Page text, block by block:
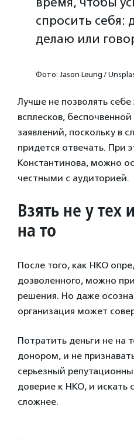
спросить себя:
делаю или
Фото: Jason Leung /
Лучше не позволять
всплесков,
заявлений, поскольку в
придется отвечать. При
Константинова, можно
честными с аудиторией.
Взять не у тех
на то
После того, как НКО
дозволенного, можно
решения. Но даже
организация может
Потратить деньги не на
донором, и не
серьезный
доверие к НКО, и искать
сложнее.